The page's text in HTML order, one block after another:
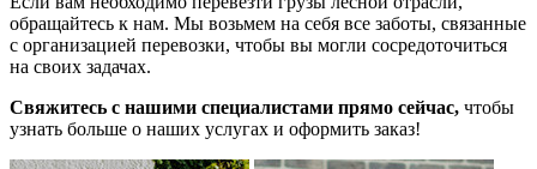
обращайтесь к нам. Мы возьмем на себя все заботы, связанные
с организацией перевозки, чтобы вы могли сосредоточиться
на своих задачах.
Свяжитесь с нашими специалистами прямо сейчас, чтобы
узнать больше о наших услугах и оформить заказ!